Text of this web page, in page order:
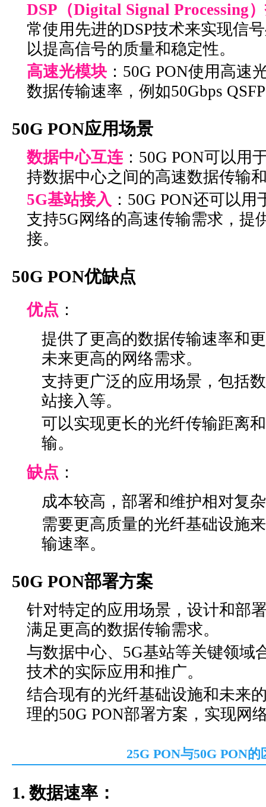
DSP（Digital Signal Processing
常使用先进的DSP技术来实现信
以提高信号的质量和稳定性。
高速光模块 ：50G PON使用高速
数据传输速率，例如50Gbps
50G PON应用场景
数据中心互连 ：50G PON可以用
持数据中心之间的高速数据传输
5G基站接入 ：50G PON还可以
支持5G网络的高速传输需求，提
接。
50G PON优缺点
优点 ：
提供了更高的数据传输速率和
未来更高的网络需求。
支持更广泛的应用场景，包括
站接入等。
可以实现更长的光纤传输距离
输。
缺点 ：
成本较高，部署和维护相对复
需要更高质量的光纤基础设施
输速率。
50G PON部署方案
针对特定的应用场景，设计和部
满足更高的数据传输需求。
与数据中心、5G基站等关键领域
技术的实际应用和推广。
结合现有的光纤基础设施和未来
理的50G PON部署方案，实现网
25G PON与50G PON的
1. 数据速率：